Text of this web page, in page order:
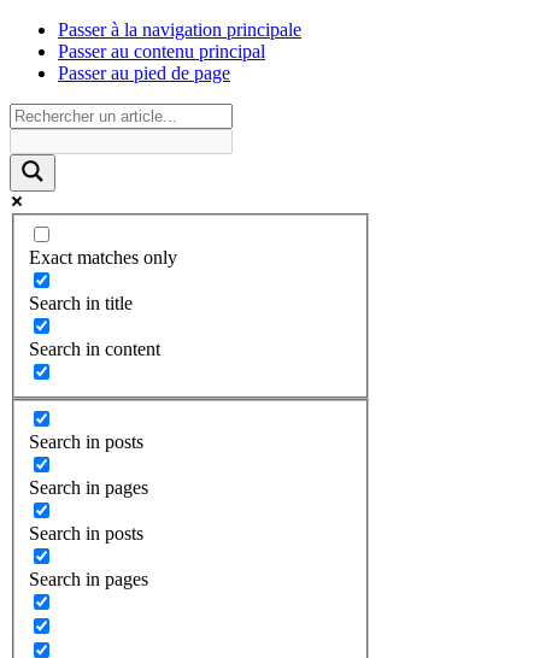
Passer à la navigation principale
Passer au contenu principal
Passer au pied de page
Exact matches only
Search in title
Search in content
Search in posts
Search in pages
Search in posts
Search in pages